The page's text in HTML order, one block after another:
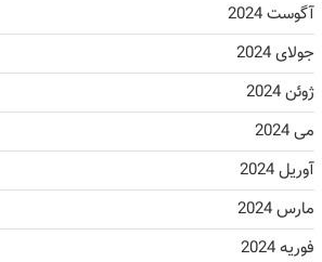
آگوست 2024
جولای 2024
ژوئن 2024
می 2024
آوریل 2024
مارس 2024
فوریه 2024